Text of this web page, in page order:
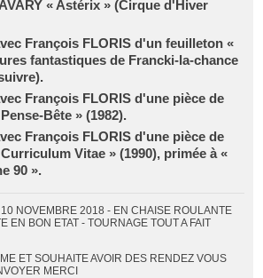
« Astérix » (Cirque d'Hiver
François FLORIS d'un feuilleton «
fantastiques de Francki-la-chance
François FLORIS d'une pièce de
Bête » (1982).
François FLORIS d'une pièce de
Vitae » (1990), primée à «
90 ».
NOVEMBRE 2018 - EN CHAISE ROULANTE
EN BON ETAT - TOURNAGE TOUT A FAIT
ET SOUHAITE AVOIR DES RENDEZ VOUS
MERCI